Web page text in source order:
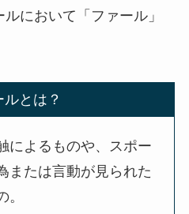
において「ファール」
ルとは？
によるものや、スポー
または言動が見られた